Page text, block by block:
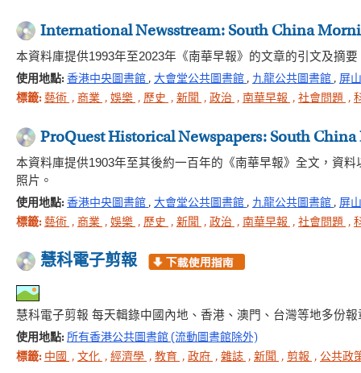
International Newsstream: South China
本資料庫提供1993年至2023年《南華早報》的文章的引文及摘
使用地點: 香港中央圖書館 , 大會堂公共圖書館 , 九龍公共圖書館 , 屏
標籤: 藝術 , 商業 , 娛樂 , 歷史 , 新聞 , 政治 , 南華早報 , 社會問題 ,
ProQuest Historical Newspapers: South
本資料庫提供1903年至其後約一百年的《南華早報》全文，資
照片。
使用地點: 香港中央圖書館 , 大會堂公共圖書館 , 九龍公共圖書館 , 屏
標籤: 藝術 , 商業 , 娛樂 , 歷史 , 新聞 , 政治 , 南華早報 , 社會問題 ,
慧科電子剪報
慧科電子剪報 每天輯錄中國內地、香港、澳門、台灣等地多份
使用地點: 所有香港公共圖書館 (流動圖書館除外)
標籤: 中國 , 文化 , 經濟學 , 教育 , 政府 , 雜誌 , 新聞 , 剪報 , 公共政